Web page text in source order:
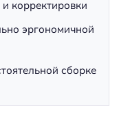
корректировки
эргономичной
сборке